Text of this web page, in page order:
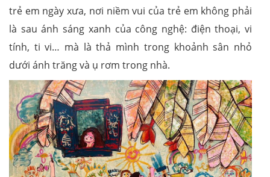
trẻ em ngày xưa, nơi niềm vui của trẻ em không phải
là sau ánh sáng xanh của công nghệ: điện thoại, vi
tính, ti vi… mà là thả mình trong khoảnh sân nhỏ
dưới ánh trăng và ụ rơm trong nhà.